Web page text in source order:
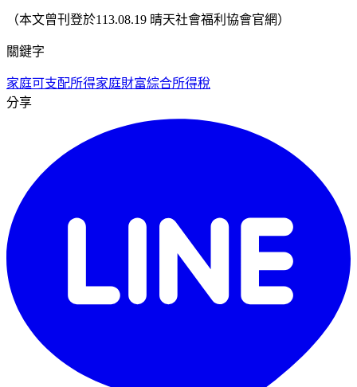
（本文曾刊登於113.08.19 晴天社會福利協會官網）
關鍵字
家庭可支配所得家庭財富綜合所得稅
分享